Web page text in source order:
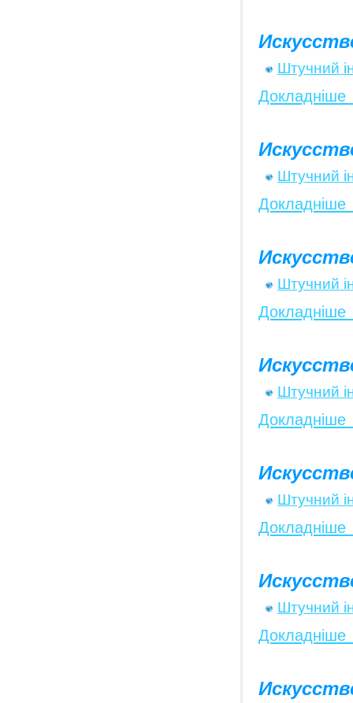
Штучний
Штучний
Штучний
Штучний
Штучний
Штучний